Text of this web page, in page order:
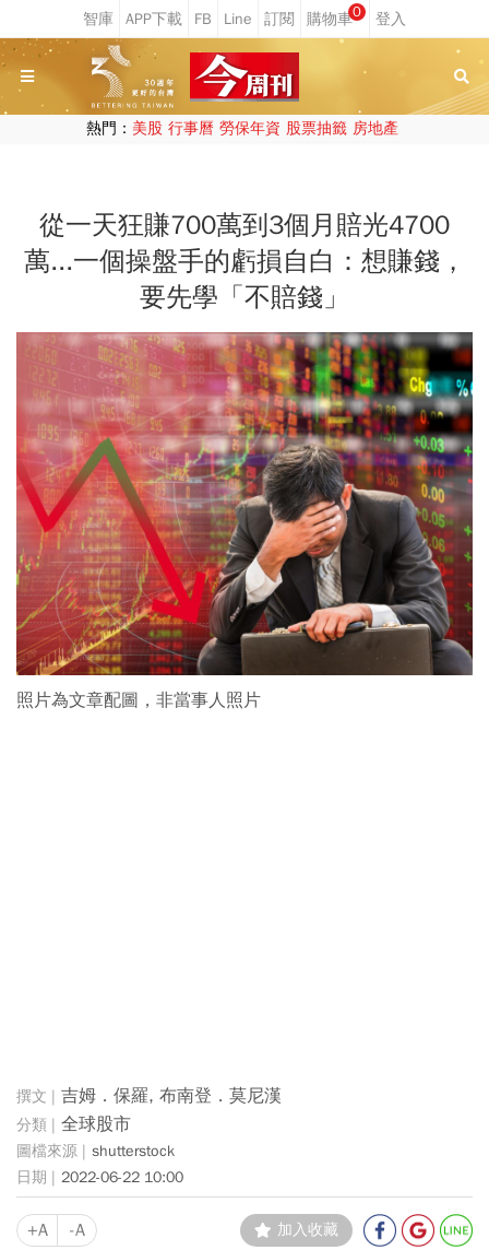
0
熱門： 美股 行事曆 勞保年資 股票抽籤 房地產
從一天狂賺700萬到3個月賠光4700
萬...一個操盤手的虧損自白：想賺錢，
要先學「不賠錢」
照片為文章配圖，非當事人照片
吉姆．保羅, 布南登．莫尼漢
全球股市
shutterstock
2022-06-22 10:00
+A -A 加入收藏